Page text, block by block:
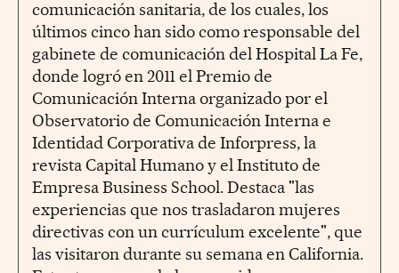
comunicación sanitaria, de los cuales, los
últimos cinco han sido como responsable del
gabinete de comunicación del Hospital La Fe,
donde logró en 2011 el Premio de
Comunicación Interna organizado por el
Observatorio de Comunicación Interna e
Identidad Corporativa de Inforpress, la
revista Capital Humano y el Instituto de
Empresa Business School. Destaca "las
experiencias que nos trasladaron mujeres
directivas con un currículum excelente", que
las visitaron durante su semana en California.